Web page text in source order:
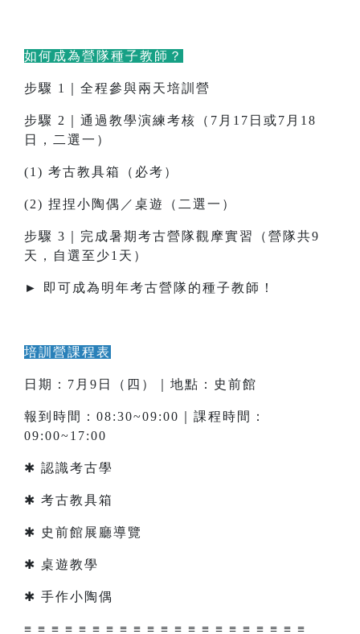
如何成為營隊種子教師？
步驟 1｜全程參與兩天培訓營
步驟 2｜通過教學演練考核（7月17日或7月18
日，二選一）
(1) 考古教具箱（必考）
(2) 捏捏小陶偶／桌遊（二選一）
步驟 3｜完成暑期考古營隊觀摩實習（營隊共9
天，自選至少1天）
► 即可成為明年考古營隊的種子教師！
培訓營課程表
日期：7月9日（四）｜地點：史前館
報到時間：08:30~09:00｜課程時間：
09:00~17:00
✱ 認識考古學
✱ 考古教具箱
✱ 史前館展廳導覽
✱ 桌遊教學
✱ 手作小陶偶
≡ ≡ ≡ ≡ ≡ ≡ ≡ ≡ ≡ ≡ ≡ ≡ ≡ ≡ ≡ ≡ ≡ ≡ ≡ ≡ ≡